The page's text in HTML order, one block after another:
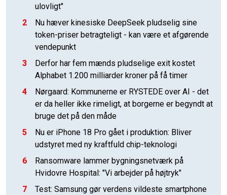
ulovligt"
2
Nu hæver kinesiske DeepSeek pludselig sine
token-priser betragteligt - kan være et afgørende
vendepunkt
3
Derfor har fem mænds pludselige exit kostet
Alphabet 1.200 milliarder kroner på få timer
4
Nørgaard: Kommunerne er RYSTEDE over AI - det
er da heller ikke rimeligt, at borgerne er begyndt at
bruge det på den måde
5
Nu er iPhone 18 Pro gået i produktion: Bliver
udstyret med ny kraftfuld chip-teknologi
6
Ransomware lammer bygningsnetværk på
Hvidovre Hospital: "Vi arbejder på højtryk"
7
Test: Samsung gør verdens vildeste smartphone